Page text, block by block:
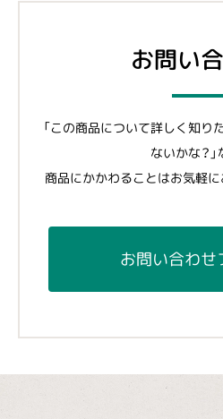
お問い
「この商品について詳しく知り
ないかな？」
商品にかかわることはお気軽に
お問い合わせ